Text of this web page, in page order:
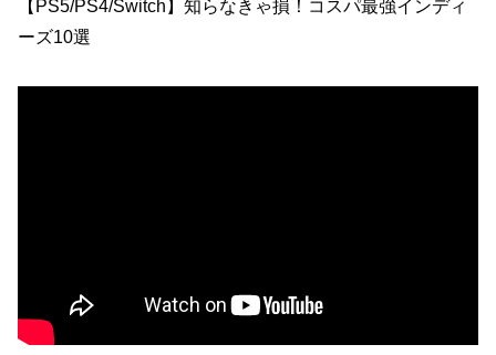
【PS5/PS4/Switch】知らなきゃ損！コスパ最強インディ
ーズ10選